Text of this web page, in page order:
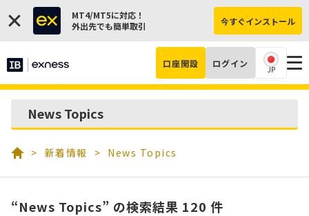
MT4/MT5に対応！
外出先でも簡単取引
今すぐインストール
口座開設 ログイン
JP
News Topics
新着情報 News Topics
“News Topics” の検索結果 120 件